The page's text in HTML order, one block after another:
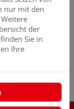
nur mit den
der
Sie in
Ihre